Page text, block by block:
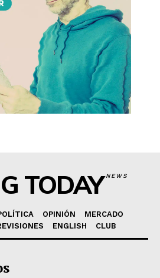
TODAYNEWS
OPINIÓN
MERCADO
ENGLISH CLUB